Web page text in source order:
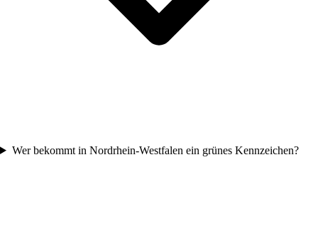
Wer bekommt in Nordrhein-Westfalen ein grünes Kennzeichen?